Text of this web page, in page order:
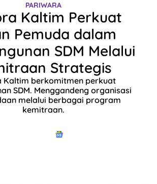
PARIWARA
Kaltim Perkuat
Pemuda dalam
SDM Melalui
Strategis
Kaltim berkomitmen perkuat
SDM. Menggandeng organisasi
melalui berbagai program
kemitraan.